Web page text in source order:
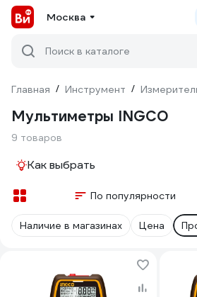
Москва
Поиск в каталоге
Главная / Инструмент /
Мультиметры INGCO
9 товаров
Как выбрать
По популярности
Наличие в магазинах Цена